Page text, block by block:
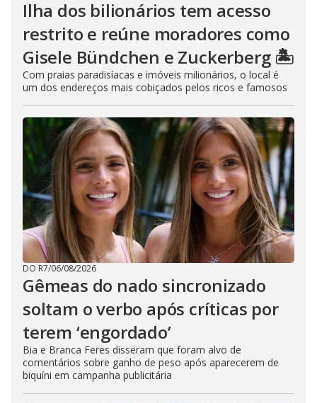
Ilha dos bilionários tem acesso
restrito e reúne moradores como
Gisele Bündchen e Zuckerberg 🏝️
Com praias paradisíacas e imóveis milionários, o local é
um dos endereços mais cobiçados pelos ricos e famosos
DO R7/06/08/2026
Gêmeas do nado sincronizado
soltam o verbo após críticas por
terem ‘engordado’
Bia e Branca Feres disseram que foram alvo de
comentários sobre ganho de peso após aparecerem de
biquíni em campanha publicitária